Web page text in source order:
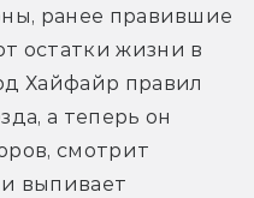
ранее правившие
остатки жизни в
Хайфайр правил
а теперь он
смотрит
выпивает